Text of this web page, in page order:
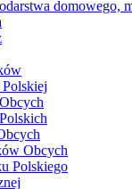
domowego,
Obcych
Polskiego